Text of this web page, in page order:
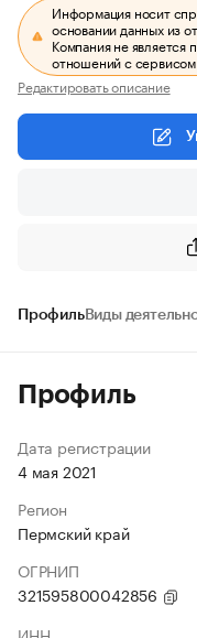
Информация носит
основании данных из
Компания не является
отношений с
Редактировать описание
ПрофильВиды
Профиль
Дата регистрации
4 мая 2021
Регион
Пермский край
ОГРНИП
321595800042856